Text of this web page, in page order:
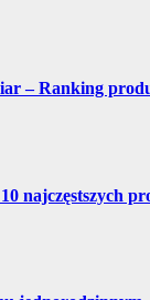
– Ranking
najczęstszych